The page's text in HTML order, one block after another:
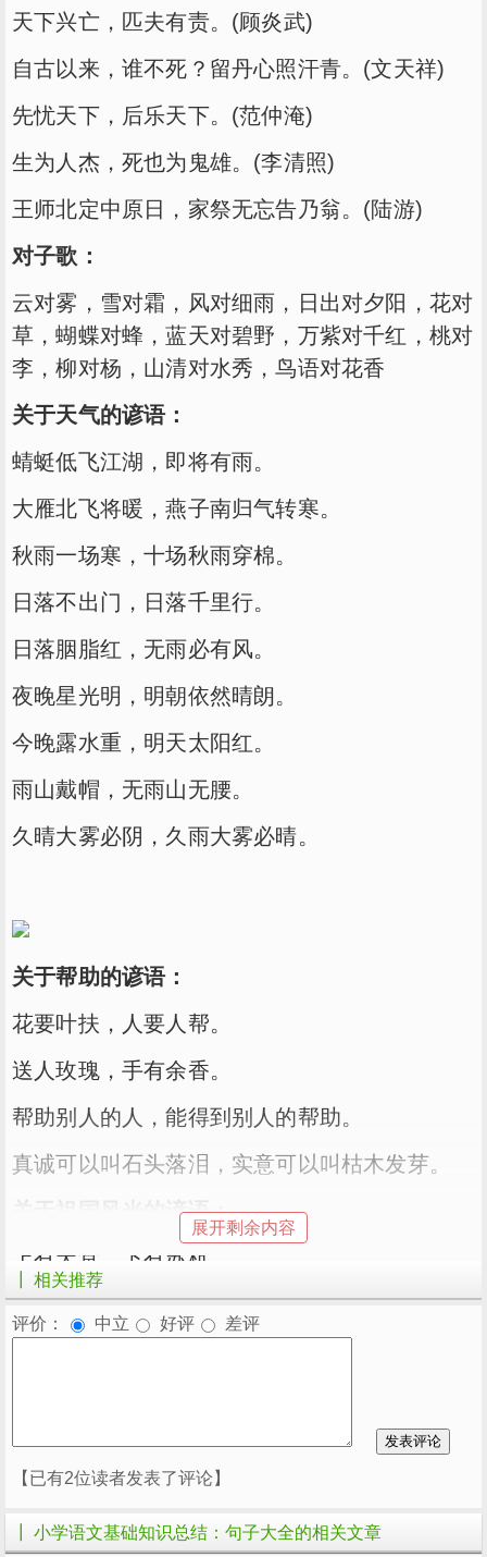
天下兴亡，匹夫有责。(顾炎武)
自古以来，谁不死？留丹心照汗青。(文天祥)
先忧天下，后乐天下。(范仲淹)
生为人杰，死也为鬼雄。(李清照)
王师北定中原日，家祭无忘告乃翁。(陆游)
对子歌：
云对雾，雪对霜，风对细雨，日出对夕阳，花对
草，蝴蝶对蜂，蓝天对碧野，万紫对千红，桃对
李，柳对杨，山清对水秀，鸟语对花香
关于天气的谚语：
蜻蜓低飞江湖，即将有雨。
大雁北飞将暖，燕子南归气转寒。
秋雨一场寒，十场秋雨穿棉。
日落不出门，日落千里行。
日落胭脂红，无雨必有风。
夜晚星光明，明朝依然晴朗。
今晚露水重，明天太阳红。
雨山戴帽，无雨山无腰。
久晴大雾必阴，久雨大雾必晴。
关于帮助的谚语：
花要叶扶，人要人帮。
送人玫瑰，手有余香。
帮助别人的人，能得到别人的帮助。
真诚可以叫石头落泪，实意可以叫枯木发芽。
关于祖国风光的谚语：
上有天堂，下有苏杭。
峨眉天下秀，青城天下幽，三峡天下雄，剑门天
下险。
思想方法谚语：
绳子在细处断裂，冰在薄处断裂。
展开剩余内容
┃ 相关推荐
评价： 中立 好评 差评
【已有2位读者发表了评论】
┃ 小学语文基础知识总结：句子大全的相关文章